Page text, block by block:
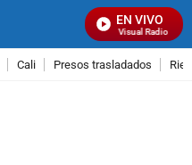
EN VIVO
Señal Visual Radio
Cali Presos trasladados